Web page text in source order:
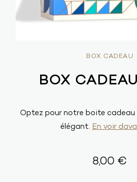
BOX CADEAU
BOX
Optez pour notre boite
élégant. En voir
8,00 €